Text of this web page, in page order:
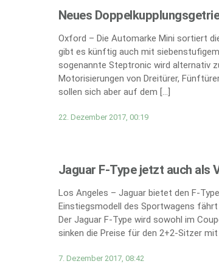
Neues
Oxford – Die Automarke Mini sortiert
gibt es künftig auch mit
sogenannte Steptronic wird alternativ
Motorisierungen von Dreitürer,
sollen sich aber auf dem […]
22. Dezember 2017, 00:19
Jaguar F-Type jetzt auch als
Los Angeles – Jaguar bietet den F-
Einstiegsmodell des Sportwagens
Der Jaguar F-Type wird sowohl im
sinken die Preise für den 2+2-Sitzer
7. Dezember 2017, 08:42